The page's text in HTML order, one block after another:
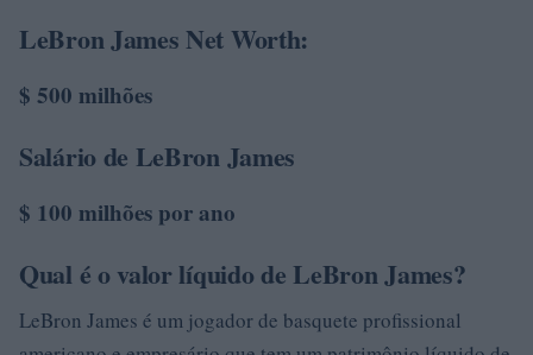
LeBron James Net Worth:
$ 500 milhões
Salário de LeBron James
$ 100 milhões por ano
Qual é o valor líquido de LeBron James?
LeBron James é um jogador de basquete profissional